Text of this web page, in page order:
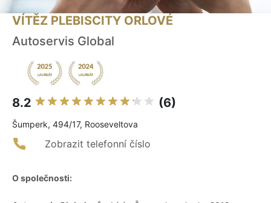
VÍTĚZ PLEBISCITY ORLOVÉ
Autoservis Global
8.2 (6)
Šumperk, 494/17, Rooseveltova
Zobrazit telefonní číslo
O společnosti: